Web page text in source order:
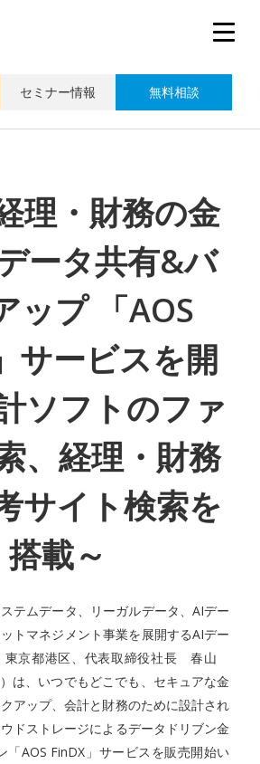
セミナー情報 無料相談
理・財務の金
ータ共有&バ
ップ 「AOS
サービスを開
ソフトのファ
、経理・財務
サイト検索を
搭載～
テムデータ、リーガルデータ、AIデー
トマネジメント事業を展開するAIデー
東京都港区、代表取締役社長 春山
は、いつでもどこでも、セキュアな金
アップ、会計と財務のために設計され
ドストレージによるデータドリブン金
「AOS FinDX」サービスを販売開始い